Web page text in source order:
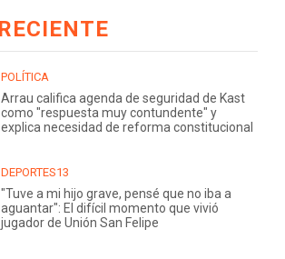
POLÍTICA
Arrau califica agenda de seguridad de Kast
como "respuesta muy contundente" y
explica necesidad de reforma constitucional
DEPORTES13
"Tuve a mi hijo grave, pensé que no iba a
aguantar": El difícil momento que vivió
jugador de Unión San Felipe